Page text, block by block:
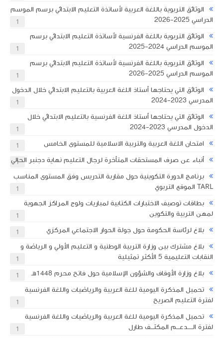
الوثائق التربوية باللغة العربية لأساتذة التعليم الابتدائي برسم الموسم
الدراسي 2025-2026
1
الوثائق التربوية باللغة الفرنسية لأساتذة التعليم الابتدائي برسم
الموسم الدراسي 2024-2025
1
الوثائق التربوية باللغة الفرنسية لأساتذة التعليم الابتدائي برسم
الموسم الدراسي 2025-2026
1
الوثائق التي يحتاجها أستاذ اللغة العربية بالتعليم الابتدائي خلال الدخول
المدرسي 2023-2024
1
الوثائق التي يحتاجها أستاذ اللغة الفرنسية بالتعليم الابتدائي خلال
الدخول المدرسي 2023-2024
1
امتحان اللغة العربية والتربية الاسلامية للمستوى الخامس 1
أنباء عن صرف المستحقات المتأخرة لرجال التعليم نهاية دجنبر الحالي
1
برنامج الدورة التكوينية حول مقاربة التدريس وفق المستوى المناسب
TARL الموقع التربوي
1
​بطاقات توصيف الاختبارات الكتابية لمباريات ولوج المراكز الجهوية
لمهن التربية والتكوين
1
بلاغ لرئاسة الحكومة حول جولة الحوار الاجتماعي المركزي 1
بلاغ مشترك بين وزارة التربية الوطنية و التعليم الأولي و الرياضة و
النقابات التعليمية 5 الأكثر تمثيلية
1
بلاغ وزارة الأوقاف والشؤون الإسلامية حول فاتح محرم 1448هـ 1
تحميل المذكرة اليومية للغة العربية والرياضيات واللغة الفرنسية
لفترة التعليم الصريح
1
تحميل المذكرة اليومية للغة العربية والرياضيات واللغة الفرنسية
لفترة الـــــدعـــم المكثـــف طارل
1